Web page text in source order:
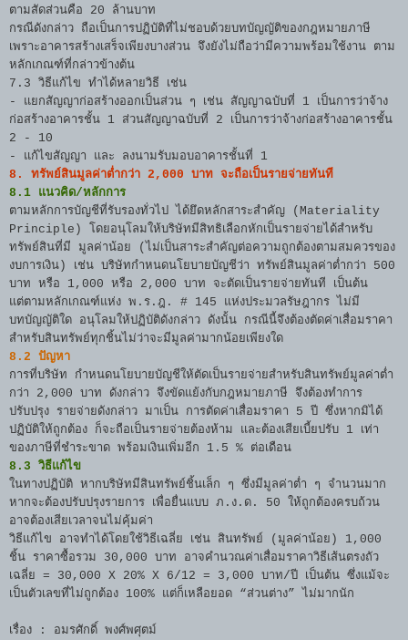
ตามสัดส่วนคือ 20 ล้านบาท
กรณีดังกล่าว ถือเป็นการปฏิบัติที่ไม่ชอบด้วยบทบัญญัติของกฎหมายภาษี
เพราะอาคารสร้างเสร็จเพียงบางส่วน จึงยังไม่ถือว่ามีความพร้อมใช้งาน ตาม
หลักเกณฑ์ที่กล่าวข้างต้น
7.3 วิธีแก้ไข ทำได้หลายวิธี เช่น
- แยกสัญญาก่อสร้างออกเป็นส่วน ๆ เช่น สัญญาฉบับที่ 1 เป็นการว่าจ้าง
ก่อสร้างอาคารชั้น 1 ส่วนสัญญาฉบับที่ 2 เป็นการว่าจ้างก่อสร้างอาคารชั้น
2 - 10
- แก้ไขสัญญา และ ลงนามรับมอบอาคารชั้นที่ 1
8. ทรัพย์สินมูลค่าต่ำกว่า 2,000 บาท จะถือเป็นรายจ่ายทันที
8.1 แนวคิด/หลักการ
ตามหลักการบัญชีที่รับรองทั่วไป ได้ยึดหลักสาระสำคัญ (Materiality
Principle) โดยอนุโลมให้บริษัทมีสิทธิเลือกหักเป็นรายจ่ายได้สำหรับ
ทรัพย์สินที่มี มูลค่าน้อย (ไม่เป็นสาระสำคัญต่อความถูกต้องตามสมควรของ
งบการเงิน) เช่น บริษัทกำหนดนโยบายบัญชีว่า ทรัพย์สินมูลค่าต่ำกว่า 500
บาท หรือ 1,000 หรือ 2,000 บาท จะตัดเป็นรายจ่ายทันที เป็นต้น
แต่ตามหลักเกณฑ์แห่ง พ.ร.ฎ. # 145 แห่งประมวลรัษฎากร ไม่มี
บทบัญญัติใด อนุโลมให้ปฏิบัติดังกล่าว ดังนั้น กรณีนี้จึงต้องตัดค่าเสื่อมราคา
สำหรับสินทรัพย์ทุกชิ้นไม่ว่าจะมีมูลค่ามากน้อยเพียงใด
8.2 ปัญหา
การที่บริษัท กำหนดนโยบายบัญชีให้ตัดเป็นรายจ่ายสำหรับสินทรัพย์มูลค่าต่ำ
กว่า 2,000 บาท ดังกล่าว จึงขัดแย้งกับกฎหมายภาษี จึงต้องทำการ
ปรับปรุง รายจ่ายดังกล่าว มาเป็น การตัดค่าเสื่อมราคา 5 ปี ซึ่งหากมิได้
ปฏิบัติให้ถูกต้อง ก็จะถือเป็นรายจ่ายต้องห้าม และต้องเสียเบี้ยปรับ 1 เท่า
ของภาษีที่ชำระขาด พร้อมเงินเพิ่มอีก 1.5 % ต่อเดือน
8.3 วิธีแก้ไข
ในทางปฏิบัติ หากบริษัทมีสินทรัพย์ชิ้นเล็ก ๆ ซึ่งมีมูลค่าต่ำ ๆ จำนวนมาก
หากจะต้องปรับปรุงรายการ เพื่อยื่นแบบ ภ.ง.ด. 50 ให้ถูกต้องครบถ้วน
อาจต้องเสียเวลาจนไม่คุ้มค่า
วิธีแก้ไข อาจทำได้โดยใช้วิธีเฉลี่ย เช่น สินทรัพย์ (มูลค่าน้อย) 1,000
ชิ้น ราคาซื้อรวม 30,000 บาท อาจคำนวณค่าเสื่อมราคาวิธีเส้นตรงถัว
เฉลี่ย = 30,000 X 20% X 6/12 = 3,000 บาท/ปี เป็นต้น ซึ่งแม้จะ
เป็นตัวเลขที่ไม่ถูกต้อง 100% แต่ก็เหลือยอด “ส่วนต่าง” ไม่มากนัก
เรื่อง : อมรศักดิ์ พงศ์พศุตม์